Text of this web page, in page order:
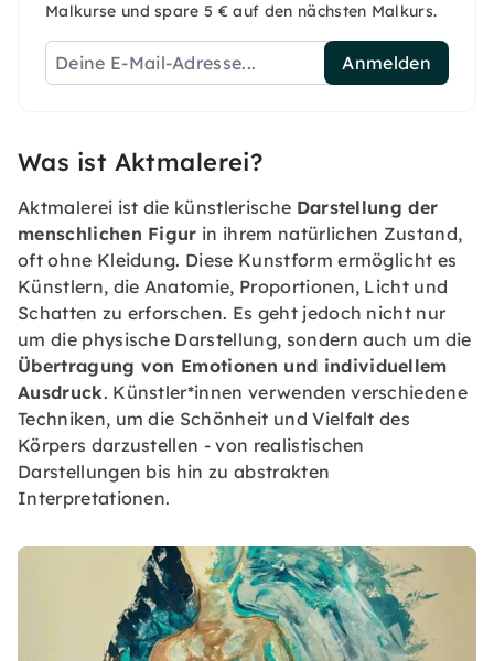
Malkurse und spare 5 € auf den nächsten Malkurs.
Anmelden
Was ist Aktmalerei?
Aktmalerei ist die künstlerische Darstellung der
menschlichen Figur in ihrem natürlichen Zustand,
oft ohne Kleidung. Diese Kunstform ermöglicht es
Künstlern, die Anatomie, Proportionen, Licht und
Schatten zu erforschen. Es geht jedoch nicht nur
um die physische Darstellung, sondern auch um die
Übertragung von Emotionen und individuellem
Ausdruck. Künstler*innen verwenden verschiedene
Techniken, um die Schönheit und Vielfalt des
Körpers darzustellen - von realistischen
Darstellungen bis hin zu abstrakten
Interpretationen.